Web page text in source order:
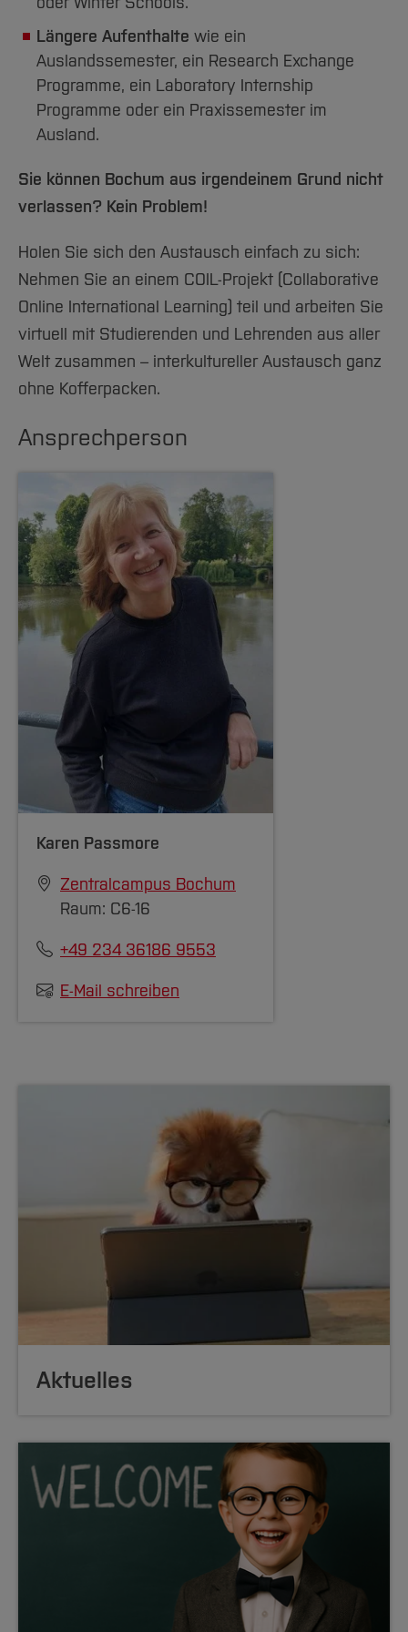
Arbeiten im FB G
Forschung und Projekte
International
Team
Service
Studiengänge
Studieninteressierte
Aktuelles
Studium
Fachgruppen
Forschung und Entwicklung
International
Team
Service
Amtliche Bekanntmachungen
Notfall-Infos
BO Shop
Familiengerechte Hochschule
Gleichstellung
Diskriminierungsfreie Hochschule
Vertretungen
Wahlen
Hochschulkommunikation
International Office
Medienzentrum
qed-Stiftung
Zentrale Studienberatung
Längere Aufenthalte wie ein
Auslandssemester, ein Research Exchange
Programme, ein Laboratory Internship
Programme oder ein Praxissemester im
Ausland.
Sie können Bochum aus irgendeinem Grund nicht
verlassen? Kein Problem!
Holen Sie sich den Austausch einfach zu sich:
Nehmen Sie an einem COIL-Projekt (Collaborative
Online International Learning) teil und arbeiten Sie
virtuell mit Studierenden und Lehrenden aus aller
Welt zusammen – interkultureller Austausch ganz
ohne Kofferpacken.
Ansprechperson
Karen Passmore
Zentralcampus Bochum
Raum: C6-16
+49 234 36186 9553
E-Mail schreiben
Aktuelles